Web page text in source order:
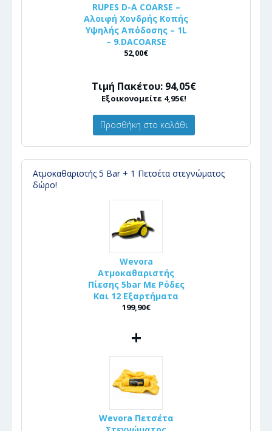
RUPES D-A COARSE –
Αλοιφή Χονδρής Κοπής
Υψηλής Απόδοσης – 1L
– 9.DACOARSE
52,00€
Τιμή Πακέτου: 94,05€
Εξοικονομείτε 4,95€!
Προσθήκη στο καλάθι
Ατμοκαθαριστής 5 Bar + 1 Πετσέτα στεγνώματος
δώρο!
Wevora
Ατμοκαθαριστής
Πίεσης 5bar Με Ρόδες
Και 12 Εξαρτήματα
199,90€
+
Wevora Πετσέτα